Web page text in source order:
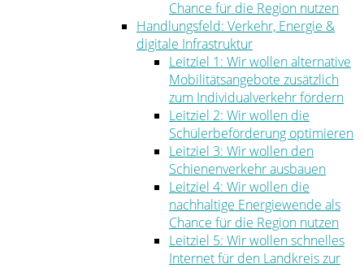
Chance für die Region nutzen
Handlungsfeld: Verkehr, Energie &
digitale Infrastruktur
Leitziel 1: Wir wollen alternative
Mobilitätsangebote zusätzlich
zum Individualverkehr fördern
Leitziel 2: Wir wollen die
Schülerbeförderung optimieren
Leitziel 3: Wir wollen den
Schienenverkehr ausbauen
Leitziel 4: Wir wollen die
nachhaltige Energiewende als
Chance für die Region nutzen
Leitziel 5: Wir wollen schnelles
Internet für den Landkreis zur